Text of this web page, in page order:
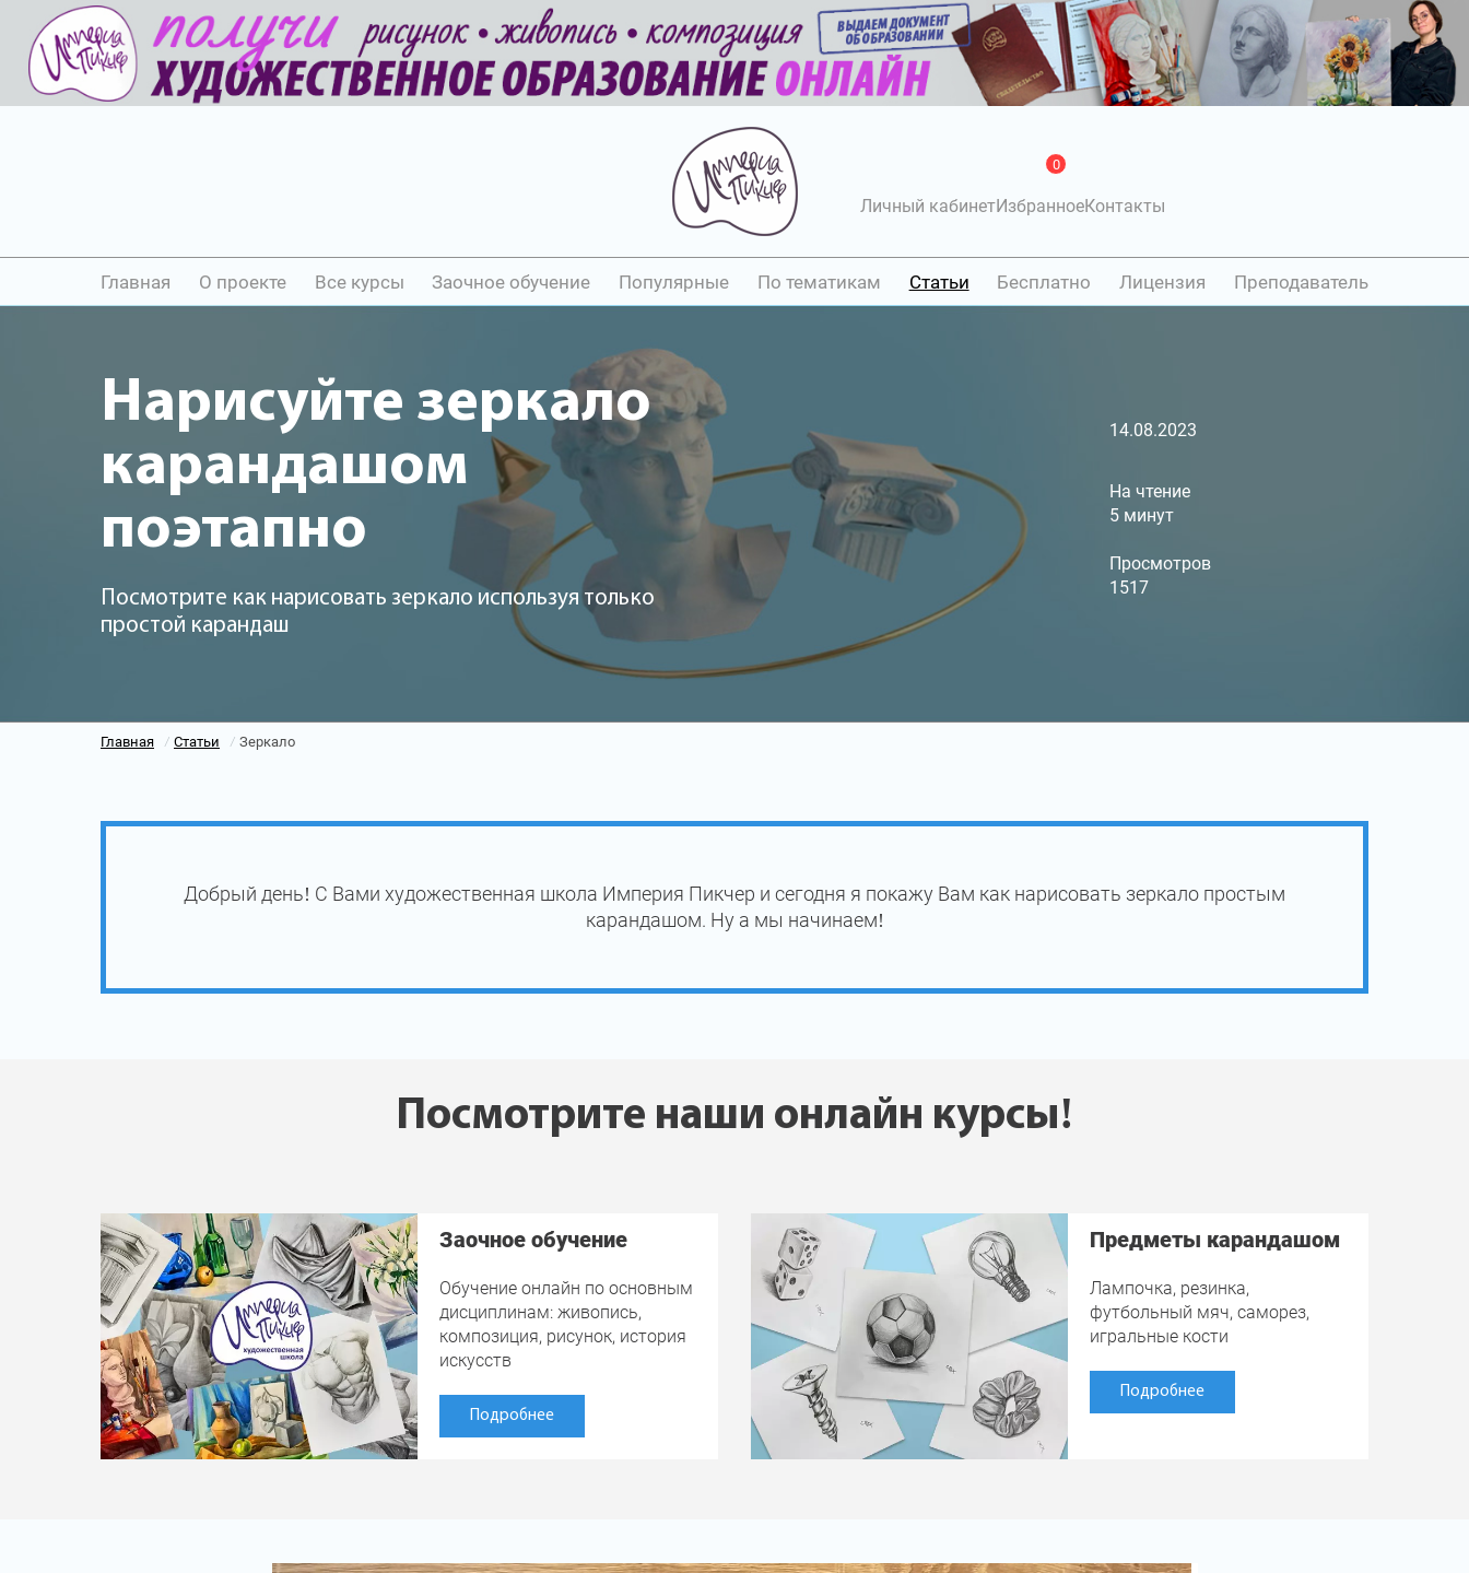
Личный кабинетИзбранное
0
Контакты
Главная О проекте Все курсы Заочное обучение Популярные По тематикам Статьи Бесплатно Лицензия Преподаватель
Нарисуйте зеркало
карандашом
поэтапно
Посмотрите как нарисовать зеркало используя только
простой карандаш
14.08.2023
На чтение
5 минут
Просмотров
1517
Главная / Статьи / Зеркало
Добрый день! С Вами художественная школа Империя Пикчер и сегодня я покажу Вам как нарисовать зеркало простым
карандашом. Ну а мы начинаем!
Посмотрите наши онлайн курсы!
Заочное обучение
Обучение онлайн по основным
дисциплинам: живопись,
композиция, рисунок, история
искусств
Подробнее
Предметы карандашом
Лампочка, резинка,
футбольный мяч, саморез,
игральные кости
Подробнее